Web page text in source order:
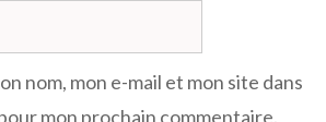
nom, mon e-mail et mon site dans
mon prochain commentaire.